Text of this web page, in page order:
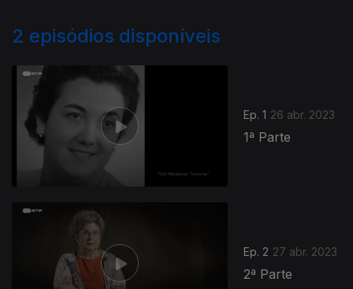
2 episódios disponíveis
Ep. 1 26 abr. 2023
1ª Parte
Ep. 2 27 abr. 2023
2ª Parte
687924